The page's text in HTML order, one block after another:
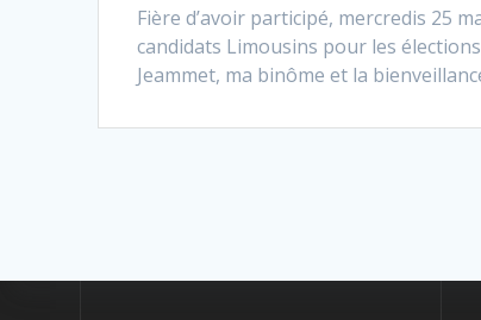
Fière d’avoir participé, mercredis 25
candidats Limousins pour les
Jeammet, ma binôme et la